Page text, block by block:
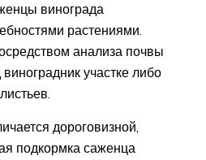
винограда
растениями.
анализа почвы
участке либо
дороговизной,
подкормка саженца